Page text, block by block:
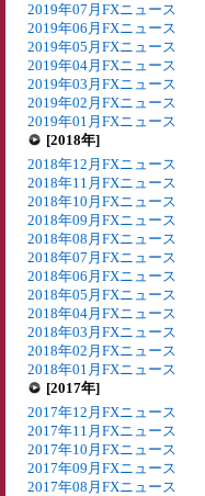
2019年07月FXニュース
2019年06月FXニュース
2019年05月FXニュース
2019年04月FXニュース
2019年03月FXニュース
2019年02月FXニュース
2019年01月FXニュース
[2018年]
2018年12月FXニュース
2018年11月FXニュース
2018年10月FXニュース
2018年09月FXニュース
2018年08月FXニュース
2018年07月FXニュース
2018年06月FXニュース
2018年05月FXニュース
2018年04月FXニュース
2018年03月FXニュース
2018年02月FXニュース
2018年01月FXニュース
[2017年]
2017年12月FXニュース
2017年11月FXニュース
2017年10月FXニュース
2017年09月FXニュース
2017年08月FXニュース